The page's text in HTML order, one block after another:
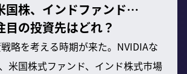
国株、インドファンド…
の投資先はどれ？
略を考える時期が来た。NVIDIAな
米国株式ファンド、インド株式市場